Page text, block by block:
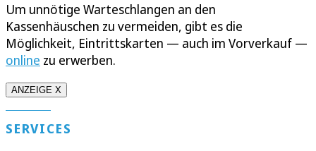
Um unnötige Warteschlangen an den
Kassenhäuschen zu vermeiden, gibt es die
Möglichkeit, Eintrittskarten — auch im Vorverkauf —
online zu erwerben.
ANZEIGE X
SERVICES